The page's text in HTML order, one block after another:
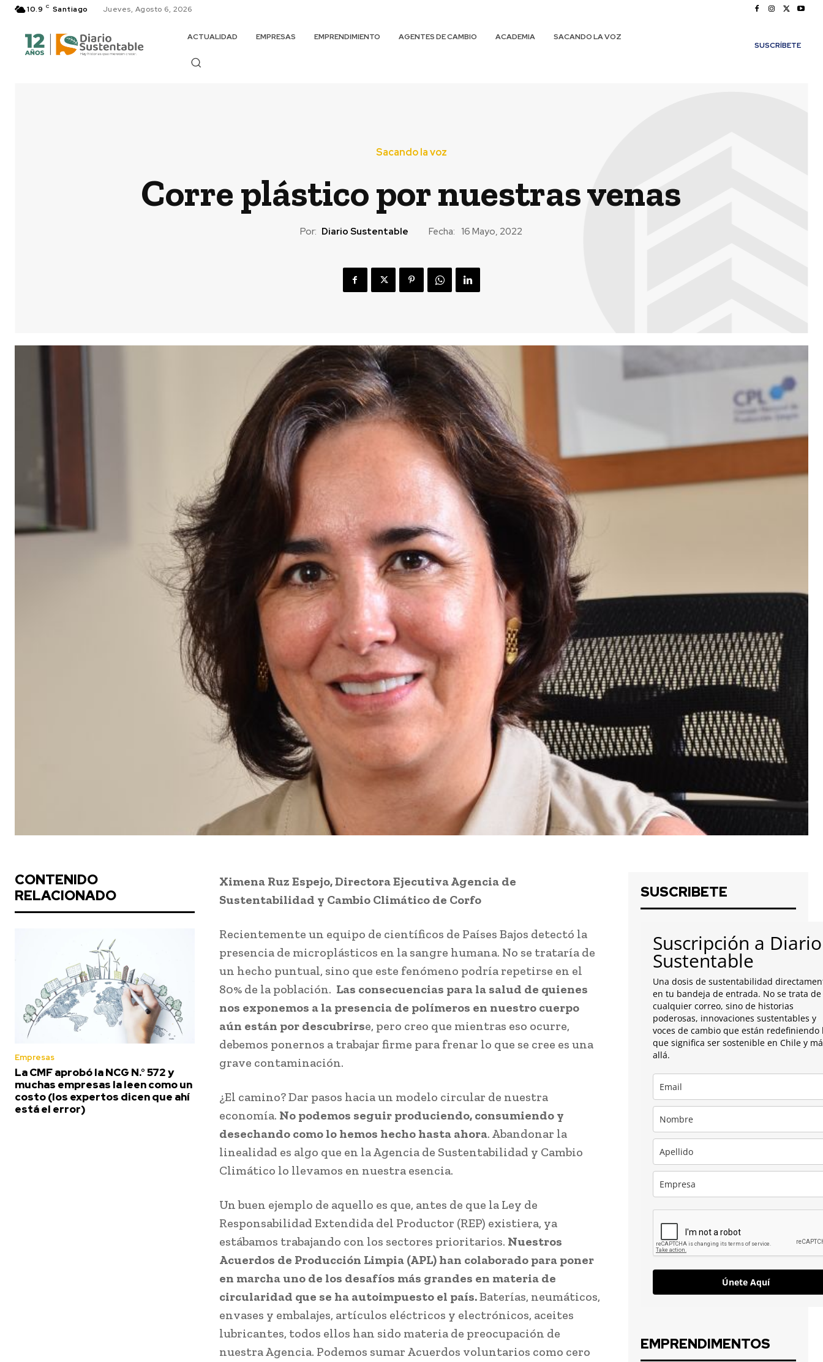
10.9 C Santiago Jueves, Agosto 6, 2026
ACTUALIDAD EMPRESAS EMPRENDIMIENTO AGENTES DE CAMBIO ACADEMIA
SACANDO LA VOZ
SUSCRÍBETE
Sacando la voz
Corre plástico por nuestras venas
Por: Diario Sustentable Fecha: 16 Mayo, 2022
CONTENIDO
RELACIONADO
Empresas
La CMF aprobó la NCG N.° 572 y
muchas empresas la leen como un
costo (los expertos dicen que ahí
está el error)
Ximena Ruz Espejo, Directora Ejecutiva Agencia de
Sustentabilidad y Cambio Climático de Corfo
Recientemente un equipo de científicos de Países Bajos detectó la
presencia de microplásticos en la sangre humana. No se trataría de
un hecho puntual, sino que este fenómeno podría repetirse en el
80% de la población. Las consecuencias para la salud de quienes
nos exponemos a la presencia de polímeros en nuestro cuerpo
aún están por descubrirse, pero creo que mientras eso ocurre,
debemos ponernos a trabajar firme para frenar lo que se cree es una
grave contaminación.
¿El camino? Dar pasos hacia un modelo circular de nuestra
economía. No podemos seguir produciendo, consumiendo y
desechando como lo hemos hecho hasta ahora. Abandonar la
linealidad es algo que en la Agencia de Sustentabilidad y Cambio
Climático lo llevamos en nuestra esencia.
Un buen ejemplo de aquello es que, antes de que la Ley de
Responsabilidad Extendida del Productor (REP) existiera, ya
estábamos trabajando con los sectores prioritarios. Nuestros
Acuerdos de Producción Limpia (APL) han colaborado para poner
en marcha uno de los desafíos más grandes en materia de
circularidad que se ha autoimpuesto el país.Baterías, neumáticos,
envases y embalajes, artículos eléctricos y electrónicos, aceites
lubricantes, todos ellos han sido materia de preocupación de
nuestra Agencia. Podemos sumar Acuerdos voluntarios como cero
SUSCRIBETE
Suscripción a Diario
Sustentable
Una dosis de sustentabilidad
en tu bandeja de entrada. No se trata de
cualquier correo, sino de historias
poderosas, innovaciones sustentables y
voces de cambio que están redefiniendo
que significa ser sostenible en Chile y
allá.
Únete Aquí
EMPRENDIMENTOS